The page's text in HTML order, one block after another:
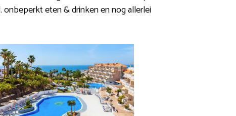
eten & drinken en nog allerlei